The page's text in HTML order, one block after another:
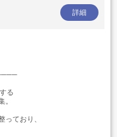
詳細
る
。
っており、